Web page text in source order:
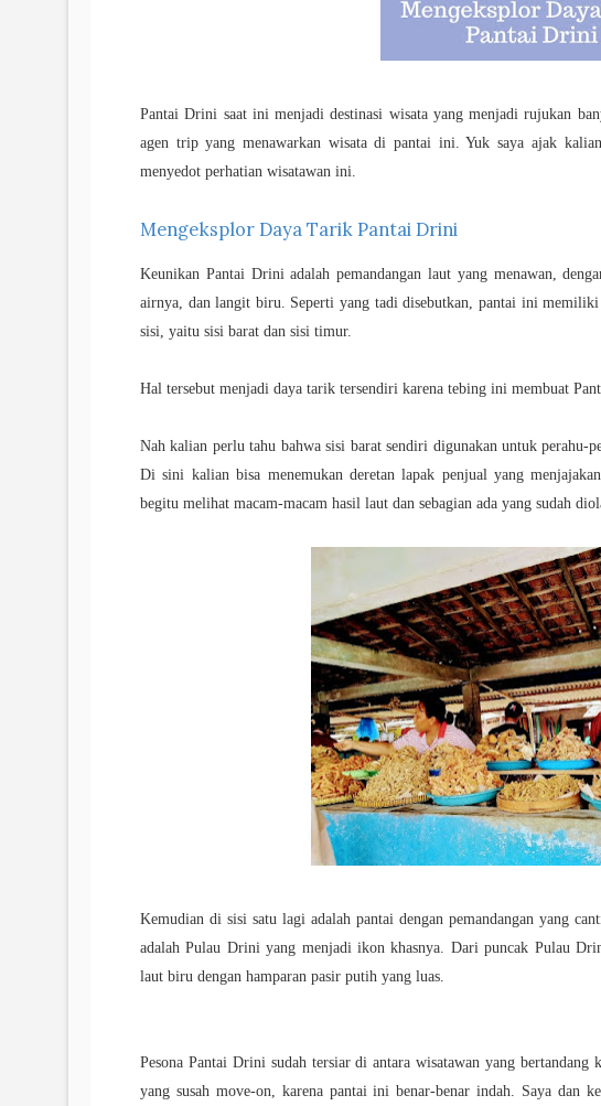
Pantai Drini saat ini menjadi destinasi wisata yang menjadi rujukan
agen trip yang menawarkan wisata di pantai ini. Yuk saya ajak
menyedot perhatian wisatawan ini.
Mengeksplor Daya Tarik Pantai Drini
Keunikan Pantai Drini adalah pemandangan laut yang menawan,
airnya, dan langit biru. Seperti yang tadi disebutkan, pantai ini
sisi, yaitu sisi barat dan sisi timur.
Hal tersebut menjadi daya tarik tersendiri karena tebing ini membuat
Nah kalian perlu tahu bahwa sisi barat sendiri digunakan untuk perahu-
Di sini kalian bisa menemukan deretan lapak penjual yang
begitu melihat macam-macam hasil laut dan sebagian ada yang sudah
Kemudian di sisi satu lagi adalah pantai dengan pemandangan yang
adalah Pulau Drini yang menjadi ikon khasnya. Dari puncak Pulau
laut biru dengan hamparan pasir putih yang luas.
Pesona Pantai Drini sudah tersiar di antara wisatawan yang
yang susah move-on, karena pantai ini benar-benar indah. Saya dan